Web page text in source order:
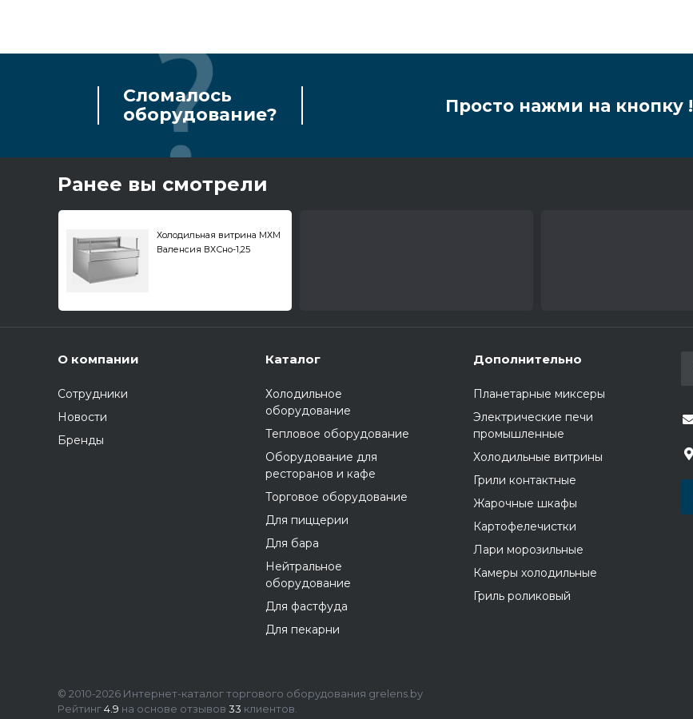
Сломалось
оборудование?
Просто нажми на кнопку !
Ранее вы смотрели
Холодильная витрина МХМ
Валенсия ВХСно-1,25
О компании
Сотрудники
Новости
Бренды
Каталог
Холодильное
оборудование
Тепловое оборудование
Оборудование для
ресторанов и кафе
Торговое оборудование
Для пиццерии
Для бара
Нейтральное
оборудование
Для фастфуда
Для пекарни
Дополнительно
Планетарные миксеры
Электрические печи
промышленные
Холодильные витрины
Грили контактные
Жарочные шкафы
Картофелечистки
Лари морозильные
Камеры холодильные
Гриль роликовый
© 2010-2026 Интернет-каталог торгового оборудования grelens.by
Рейтинг4.9 на основе отзывов 33 клиентов.